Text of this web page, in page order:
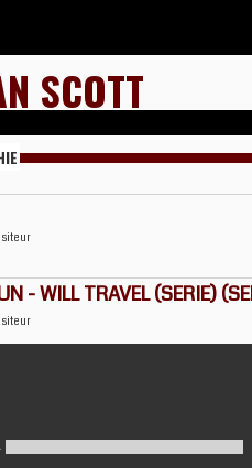
SCOTT
- WILL TRAVEL (SERIE)